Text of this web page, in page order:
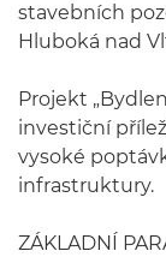
stavebních
Hluboká nad
Projekt
investiční
vysoké
infrastruktury.
ZÁKLADNÍ